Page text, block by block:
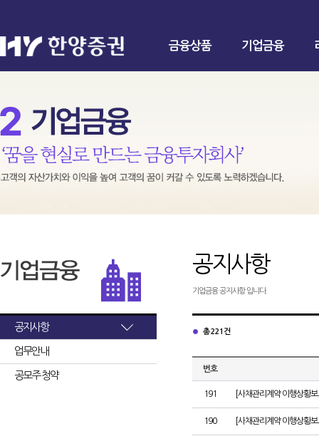
금융상품 기업금융
공지사항
업무안내
공모주 청약
공지사항
기업금융 공지사항 입니다.
총 221건
번호
191 [사채관리계약 이행상황
190 [사채관리계약 이행상황